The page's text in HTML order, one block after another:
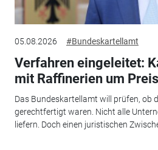
05.08.2026 #Bundeskartellamt
Verfahren eingeleitet:
mit Raffinerien um
Das Bundeskartellamt will prüfen, ob
gerechtfertigt waren. Nicht alle
liefern. Doch einen juristischen